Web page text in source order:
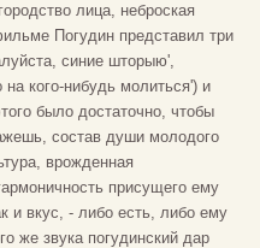
лица, неброская
Погудин представил три
синие шторыю',
кого-нибудь молиться') и
было достаточно, чтобы
состав души молодого
врожденная
присущего ему
и вкус, - либо есть, либо ему
же звука погудинский дар